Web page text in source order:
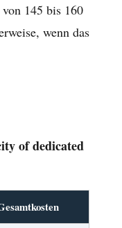
145 bis 160
wenn das
of dedicated